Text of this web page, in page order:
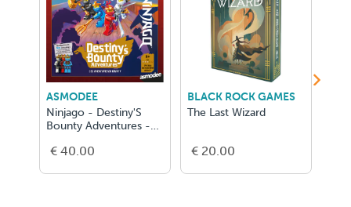
ASMODEE
Ninjago - Destiny'S
Bounty Adventures -
€ 40.00
BLACK ROCK GAMES
The Last Wizard
€ 20.00